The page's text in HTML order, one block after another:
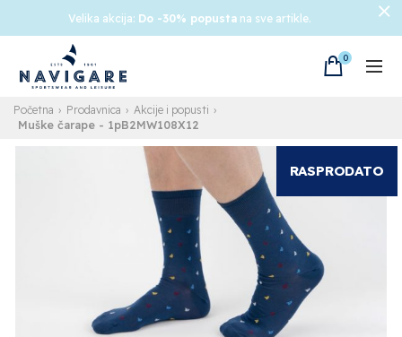
0
RASPRODATO
Početna Prodavnica Akcije i popusti
Muške čarape - 1pB2MW108X12
Velika akcija: Do -30% popusta na sve artikle.